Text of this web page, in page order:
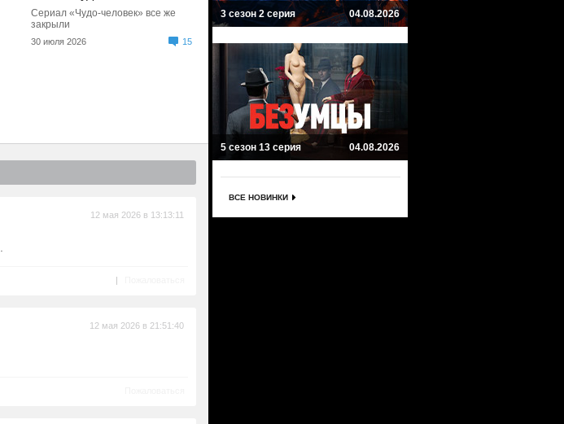
Сериал «Чудо-человек» все же
закрыли
30 июля 2026 15
12 мая 2026 в 13:13:11
|
12 мая 2026 в 21:51:40
3 сезон 2 серия 04.08.2026
5 сезон 13 серия 04.08.2026
ВСЕ НОВИНКИ